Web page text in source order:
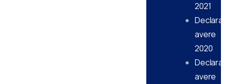
2021
avere
2020
avere